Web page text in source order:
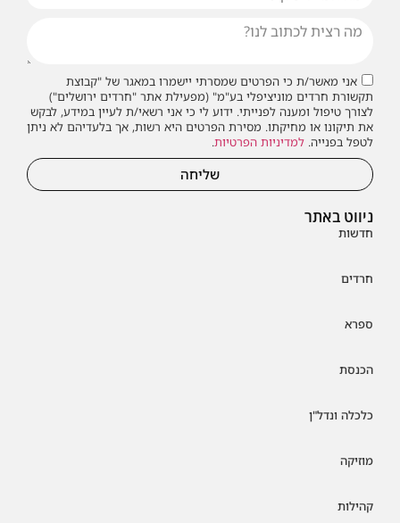
ניווט באתר
חדשות
חרדים
ספרא
הכנסת
כלכלה ונדל"ן
מוזיקה
קהילות
אני מאשר/ת כי הפרטים שמסרתי יישמרו במאגר של "קבוצת
תקשורת חרדים מוניציפלי בע"מ" (מפעילת אתר "חרדים ירושלים")
לצורך טיפול ומענה לפנייתי. ידוע לי כי אני רשאי/ת לעיין במידע, לבקש
את תיקונו או מחיקתו. מסירת הפרטים היא רשות, אך בלעדיהם לא ניתן
לטפל בפנייה. למדיניות הפרטיות.
שליחה